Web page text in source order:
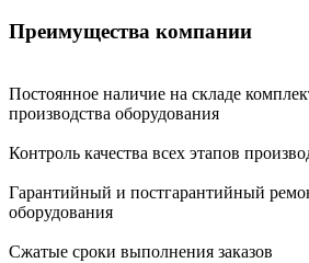
Преимущества компании
Постоянное наличие на складе
производства оборудования
Контроль качества всех этапов
Гарантийный и постгарантийный
оборудования
Сжатые сроки выполнения заказов